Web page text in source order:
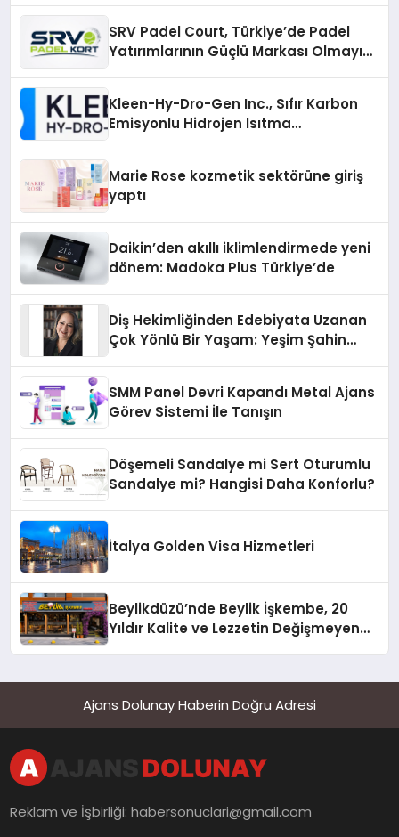
SRV Padel Court, Türkiye’de Padel
Yatırımlarının Güçlü Markası Olmayı
Kleen-Hy-Dro-Gen Inc., Sıfır Karbon
Emisyonlu Hidrojen Isıtma
Marie Rose kozmetik sektörüne giriş
yaptı
Daikin’den akıllı iklimlendirmede yeni
dönem: Madoka Plus Türkiye’de
Diş Hekimliğinden Edebiyata Uzanan
Çok Yönlü Bir Yaşam: Yeşim Şahin
SMM Panel Devri Kapandı Metal Ajans
Görev Sistemi İle Tanışın
Döşemeli Sandalye mi Sert Oturumlu
Sandalye mi? Hangisi Daha Konforlu?
İtalya Golden Visa Hizmetleri
Beylikdüzü’nde Beylik İşkembe, 20
Yıldır Kalite ve Lezzetin Değişmeyen
Ajans Dolunay Haberin Doğru Adresi
Reklam ve İşbirliği:habersonuclari@gmail.com